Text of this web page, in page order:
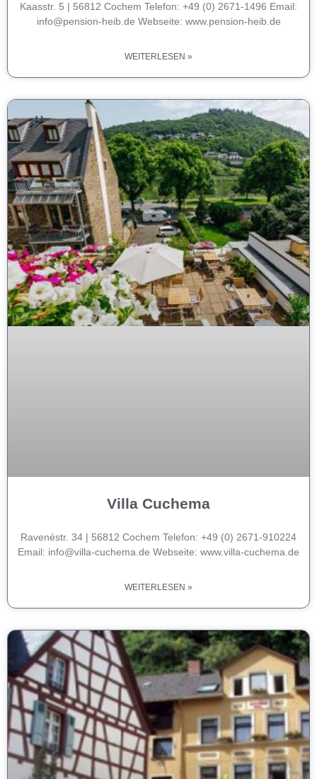
Kaasstr. 5 | 56812 Cochem Telefon: +49 (0) 2671-1496 Email:
info@pension-heib.de Webseite: www.pension-heib.de
WEITERLESEN »
Villa Cuchema
Ravenéstr. 34 | 56812 Cochem Telefon: +49 (0) 2671-910224
Email: info@villa-cuchema.de Webseite: www.villa-cuchema.de
WEITERLESEN »